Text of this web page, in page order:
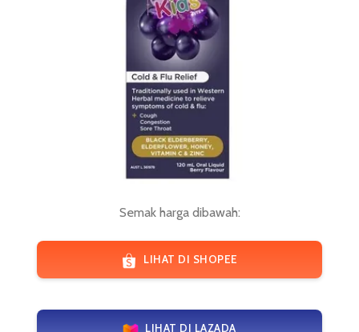
Semak harga dibawah:
LIHAT DI SHOPEE
LIHAT DI LAZADA